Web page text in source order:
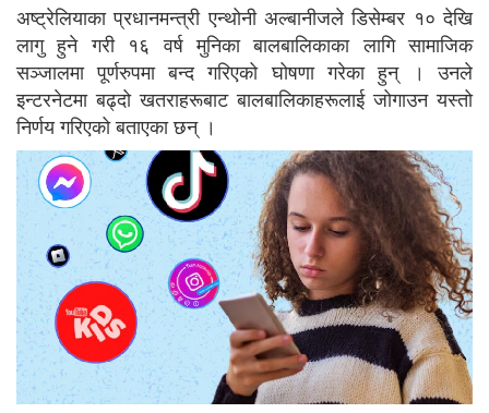
अष्ट्रेलियाका प्रधानमन्त्री एन्थोनी अल्बानीजले डिसेम्बर १० देखि
लागु हुने गरी १६ वर्ष मुनिका बालबालिकाका लागि सामाजिक
सञ्जालमा पूर्णरुपमा बन्द गरिएको घोषणा गरेका हुन् ।उनले
इन्टरनेटमा बढ्दो खतराहरूबाट बालबालिकाहरूलाई जोगाउन यस्तो
निर्णय गरिएको बताएका छन् ।